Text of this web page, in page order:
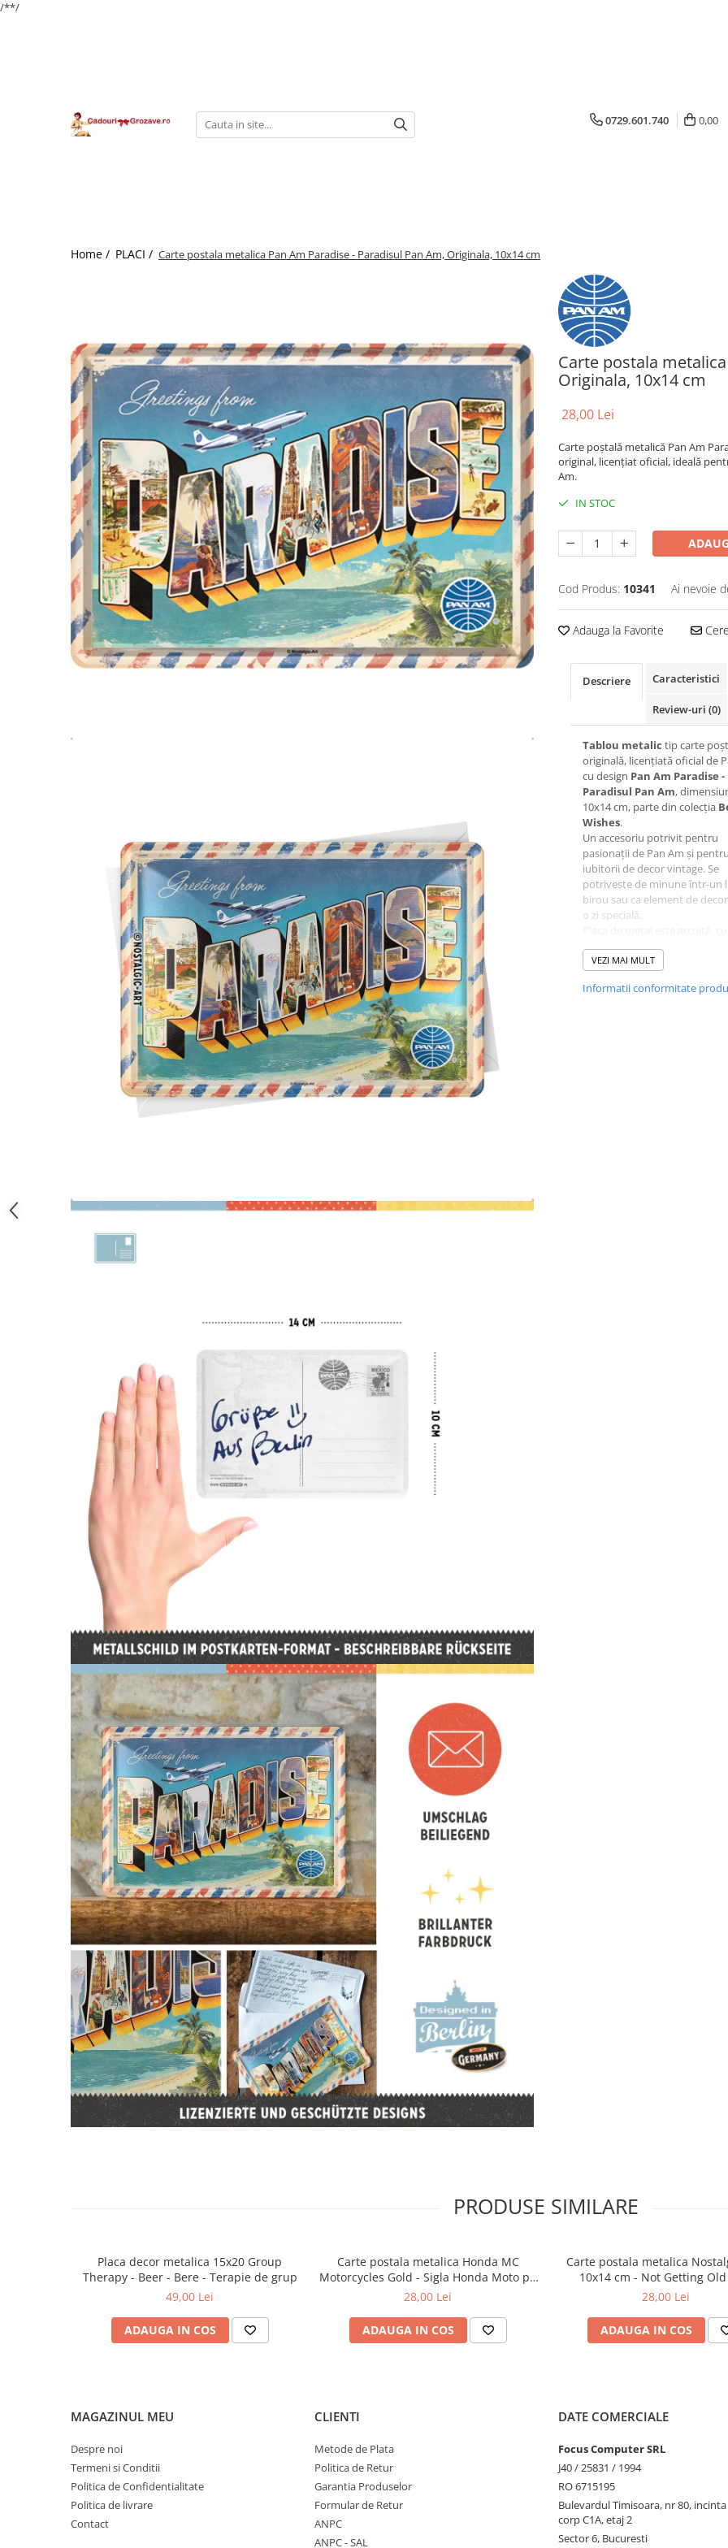
/**/
0729.601.740 0,00
Home / PLACI / Carte postala metalica Pan Am Paradise - Paradisul Pan Am, Originala, 10x14 cm
Carte postala
Originala, 10x14 cm
28,00 Lei
Carte poștală metalică Pan Am
original, licențiat oficial, ideală
Am.
IN STOC
Cod Produs: 10341 Ai nevoie
Adauga la Favorite
Descriere Caracteristici
Review-uri (0)
Tablou metalic tip carte
originală, licențiată oficial de
cu design Pan Am Paradise -
Paradisul Pan Am,
10x14 cm, parte din colecția
Wishes.
Un accesoriu potrivit pentru
pasionații de Pan Am și pentru
iubitorii de decor vintage. Se
potrivește de minune într-un
birou sau ca element de
o zi specială.
embosat și lăcuită pentru un
vizual deosebit prin reflexia
poți adăuga un mesaj alături
VEZI MAI MULT
Informatii conformitate
PRODUSE SIMILARE
Placa decor metalica 15x20 Group
Therapy - Beer - Bere - Terapie de grup
49,00 Lei
ADAUGA IN COS
Carte postala metalica Honda MC
Motorcycles Gold - Sigla Honda Moto pe
auriu, Originala, 10x14 cm
28,00 Lei
ADAUGA IN COS
Carte postala metalica
10x14 cm - Not Getting
imbatranesc
28,00 Lei
ADAUGA IN COS
MAGAZINUL MEU
Despre noi
Termeni si Conditii
Politica de Confidentialitate
Politica de livrare
Contact
CLIENTI
Metode de Plata
Politica de Retur
Garantia Produselor
Formular de Retur
ANPC
ANPC - SAL
DATE COMERCIALE
Focus Computer SRL
J40 / 25831 / 1994
RO 6715195
Bulevardul Timisoara, nr 80,
corp C1A, etaj 2
Sector 6, Bucuresti